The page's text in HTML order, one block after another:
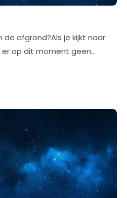
afgrond?Als je kijkt naar
er op dit moment geen…